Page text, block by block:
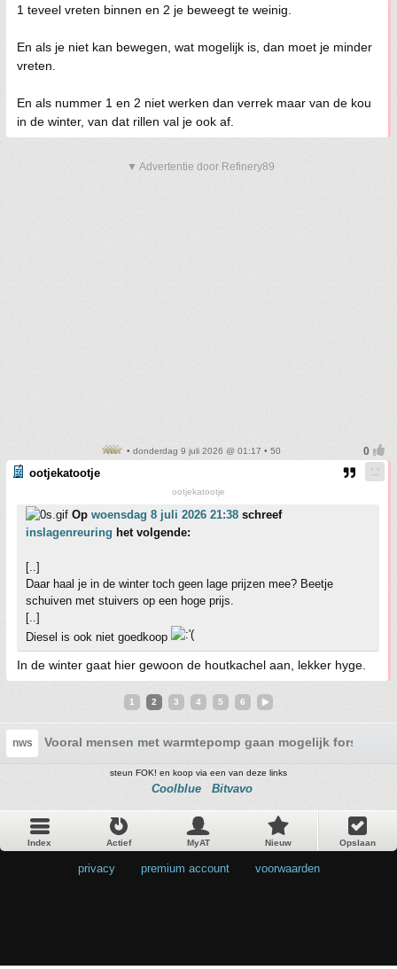
1 teveel vreten binnen en 2 je beweegt te weinig.
En als je niet kan bewegen, wat mogelijk is, dan moet je minder
vreten.
En als nummer 1 en 2 niet werken dan verrek maar van de kou
in de winter, van dat rillen val je ook af.
▼ Advertentie door Refinery89
• donderdag 9 juli 2026 @ 01:17 • 50
ootjekatootje
ootjekatootje
Op woensdag 8 juli 2026 21:38 schreef
inslagenreuring het volgende:
[..]
Daar haal je in de winter toch geen lage prijzen mee? Beetje
schuiven met stuivers op een hoge prijs.
[..]
Diesel is ook niet goedkoop
In de winter gaat hier gewoon de houtkachel aan, lekker hyge.
1 2 3 4 5 6
nws Vooral mensen met warmtepomp gaan mogelijk fors meer
steun FOK! en koop via een van deze links
Coolblue Bitvavo
Index Actief MyAT Nieuw Opslaan
privacy premium account voorwaarden